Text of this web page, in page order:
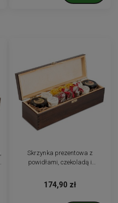
Skrzynka prezentowa z
powidłami, czekoladą i
174,90 zł